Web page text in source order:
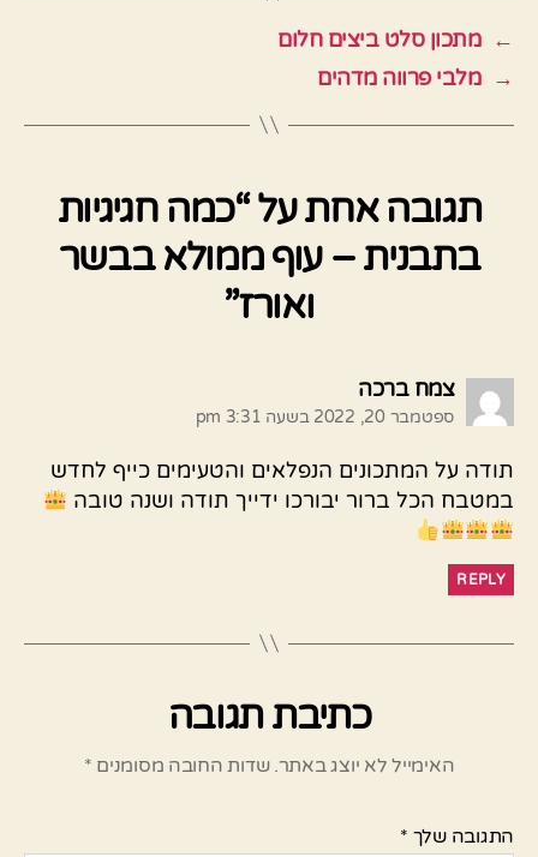
← מתכון סלט ביצים חלום
→ מלבי פרווה מדהים
תגובה אחת על “כמה חגיגיות
בתבנית – עוף ממולא בבשר
ואורז”
צמח ברכה
ספטמבר 20, 2022 בשעה 3:31 pm
תודה על המתכונים הנפלאים והטעימים כייף לחדש
במטבח הכל ברור יבורכו ידייך תודה ושנה טובה
REPLY
כתיבת תגובה
האימייל לא יוצג באתר. שדות החובה מסומנים *
התגובה שלך *